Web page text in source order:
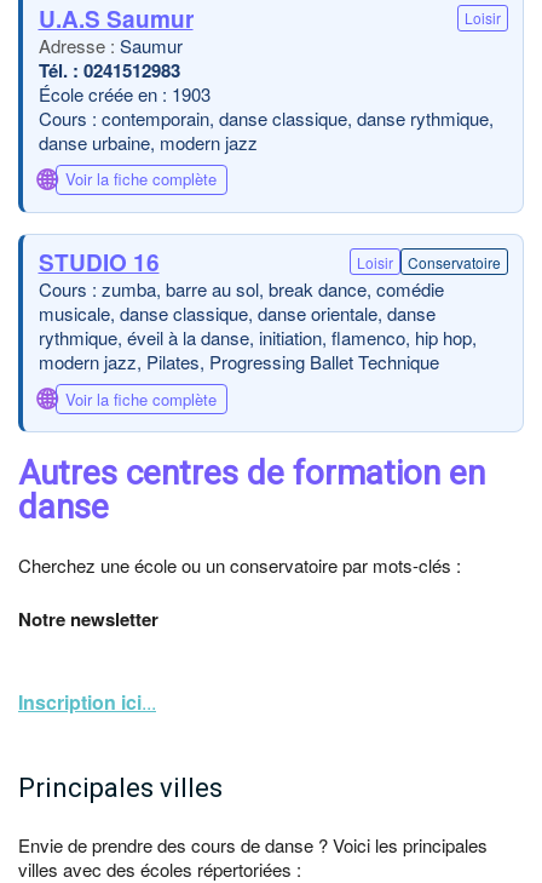
U.A.S Saumur Loisir
Saumur
0241512983
École créée en : 1903
Cours : contemporain, danse classique, danse rythmique,
danse urbaine, modern jazz
🌐 Voir la fiche complète
STUDIO 16 Loisir Conservatoire
Cours : zumba, barre au sol, break dance, comédie
musicale, danse classique, danse orientale, danse
rythmique, éveil à la danse, initiation, flamenco, hip hop,
modern jazz, Pilates, Progressing Ballet Technique
🌐 Voir la fiche complète
Autres centres de formation en
danse
Cherchez une école ou un conservatoire par mots-clés :
Notre newsletter
Inscription ici...
Principales villes
Envie de prendre des cours de danse ? Voici les principales
villes avec des écoles répertoriées :